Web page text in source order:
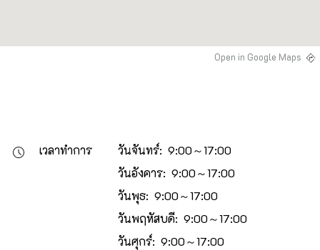
Open in Google Maps
เวลาทำการ
วันจันทร์: 9:00～17:00
วันอังคาร: 9:00～17:00
วันพุธ: 9:00～17:00
วันพฤหัสบดี: 9:00～17:00
วันศุกร์: 9:00～17:00